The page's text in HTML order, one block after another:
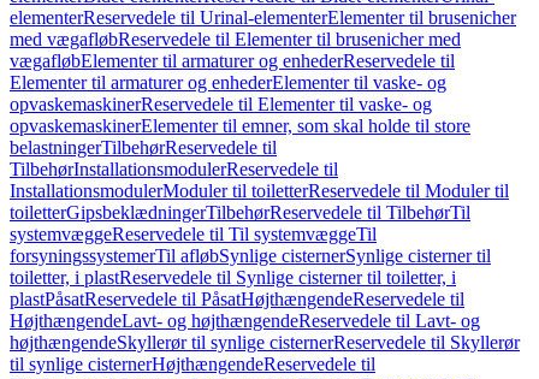
elementerReservedele til Urinal-elementerElementer til brusenicher
med vægafløbReservedele til Elementer til brusenicher med
vægafløbElementer til armaturer og enhederReservedele til
Elementer til armaturer og enhederElementer til vaske- og
opvaskemaskinerReservedele til Elementer til vaske- og
opvaskemaskinerElementer til emner, som skal holde til store
belastningerTilbehørReservedele til
TilbehørInstallationsmodulerReservedele til
InstallationsmodulerModuler til toiletterReservedele til Moduler til
toiletterGipsbeklædningerTilbehørReservedele til TilbehørTil
systemvæggeReservedele til Til systemvæggeTil
forsyningssystemerTil afløbSynlige cisternerSynlige cisterner til
toiletter, i plastReservedele til Synlige cisterner til toiletter, i
plastPåsatReservedele til PåsatHøjthængendeReservedele til
HøjthængendeLavt- og højthængendeReservedele til Lavt- og
højthængendeSkyllerør til synlige cisternerReservedele til Skyllerør
til synlige cisternerHøjthængendeReservedele til